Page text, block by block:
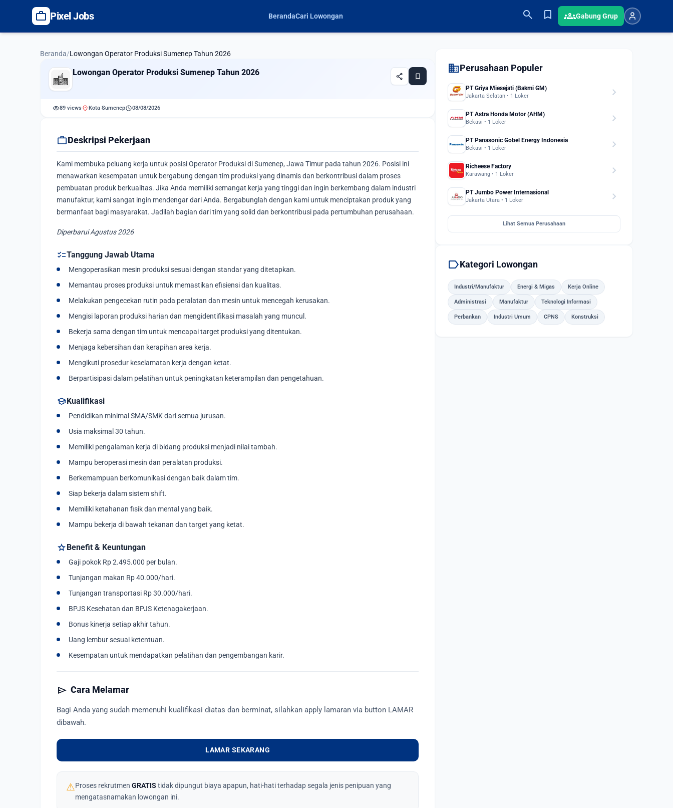
work Pixel Jobs BerandaCari Lowongan search bookmark groupsGabung Grup
Beranda/Lowongan Operator Produksi Sumenep Tahun 2026
Lowongan Operator Produksi Sumenep Tahun 2026 share bookmark
visibility89 viewslocation_onKota Sumenepschedule08/08/2026
workDeskripsi Pekerjaan
Kami membuka peluang kerja untuk posisi Operator Produksi di Sumenep, Jawa Timur pada tahun 2026. Posisi ini
menawarkan kesempatan untuk bergabung dengan tim produksi yang dinamis dan berkontribusi dalam proses
pembuatan produk berkualitas. Jika Anda memiliki semangat kerja yang tinggi dan ingin berkembang dalam industri
manufaktur, kami sangat ingin mendengar dari Anda. Bergabunglah dengan kami untuk menciptakan produk yang
bermanfaat bagi masyarakat. Jadilah bagian dari tim yang solid dan berkontribusi pada pertumbuhan perusahaan.
Diperbarui Agustus 2026
checklistTanggung Jawab Utama
Mengoperasikan mesin produksi sesuai dengan standar yang ditetapkan.
Memantau proses produksi untuk memastikan efisiensi dan kualitas.
Melakukan pengecekan rutin pada peralatan dan mesin untuk mencegah kerusakan.
Mengisi laporan produksi harian dan mengidentifikasi masalah yang muncul.
Bekerja sama dengan tim untuk mencapai target produksi yang ditentukan.
Menjaga kebersihan dan kerapihan area kerja.
Mengikuti prosedur keselamatan kerja dengan ketat.
Berpartisipasi dalam pelatihan untuk peningkatan keterampilan dan pengetahuan.
schoolKualifikasi
Pendidikan minimal SMA/SMK dari semua jurusan.
Usia maksimal 30 tahun.
Memiliki pengalaman kerja di bidang produksi menjadi nilai tambah.
Mampu beroperasi mesin dan peralatan produksi.
Berkemampuan berkomunikasi dengan baik dalam tim.
Siap bekerja dalam sistem shift.
Memiliki ketahanan fisik dan mental yang baik.
Mampu bekerja di bawah tekanan dan target yang ketat.
starBenefit & Keuntungan
Gaji pokok Rp 2.495.000 per bulan.
Tunjangan makan Rp 40.000/hari.
Tunjangan transportasi Rp 30.000/hari.
BPJS Kesehatan dan BPJS Ketenagakerjaan.
Bonus kinerja setiap akhir tahun.
Uang lembur sesuai ketentuan.
Kesempatan untuk mendapatkan pelatihan dan pengembangan karir.
send Cara Melamar
Bagi Anda yang sudah memenuhi kualifikasi diatas dan berminat, silahkan apply lamaran via button LAMAR
dibawah.
LAMAR SEKARANG
⚠Proses rekrutmen GRATIS tidak dipungut biaya apapun, hati-hati terhadap segala jenis penipuan yang
mengatasnamakan lowongan ini.
domainPerusahaan Populer
PT Griya Miesejati (Bakmi GM)
Jakarta Selatan • 1 Loker chevron_right
PT Astra Honda Motor (AHM)
Bekasi • 1 Loker chevron_right
PT Panasonic Gobel Energy Indonesia
Bekasi • 1 Loker chevron_right
Richeese Factory
Karawang • 1 Loker chevron_right
PT Jumbo Power Internasional
Jakarta Utara • 1 Loker chevron_right
Lihat Semua Perusahaan
labelKategori Lowongan
Industri/Manufaktur Energi & Migas Kerja Online
Administrasi Manufaktur Teknologi Informasi
Perbankan Industri Umum CPNS Konstruksi